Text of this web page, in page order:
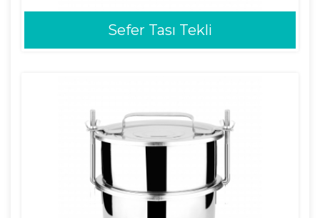
Sefer Tası Tekli